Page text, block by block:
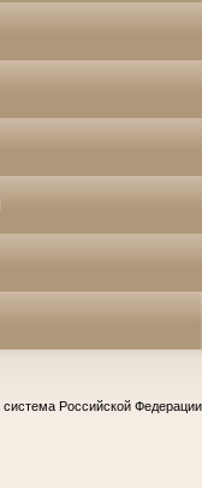
система Российской